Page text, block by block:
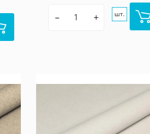
– + шт.